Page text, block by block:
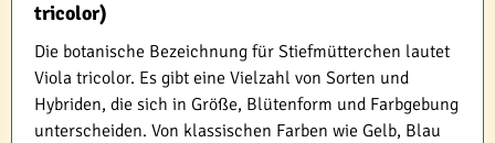
tricolor)
Die botanische Bezeichnung für Stiefmütterchen lautet
Viola tricolor. Es gibt eine Vielzahl von Sorten und
Hybriden, die sich in Größe, Blütenform und Farbgebung
unterscheiden. Von klassischen Farben wie Gelb, Blau